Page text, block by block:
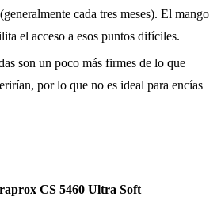
cada tres meses). El mango
el acceso a esos puntos difíciles.
son un poco más firmes de lo que
por lo que no es ideal para encías
CS 5460 Ultra Soft